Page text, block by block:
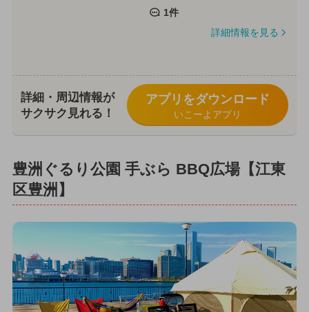
1件
詳細情報を見る
詳細・周辺情報が
サクサク見れる！
アプリをダウンロード
いこーよアプリ
豊洲ぐるり公園 手ぶら BBQ広場【江東
区豊洲】